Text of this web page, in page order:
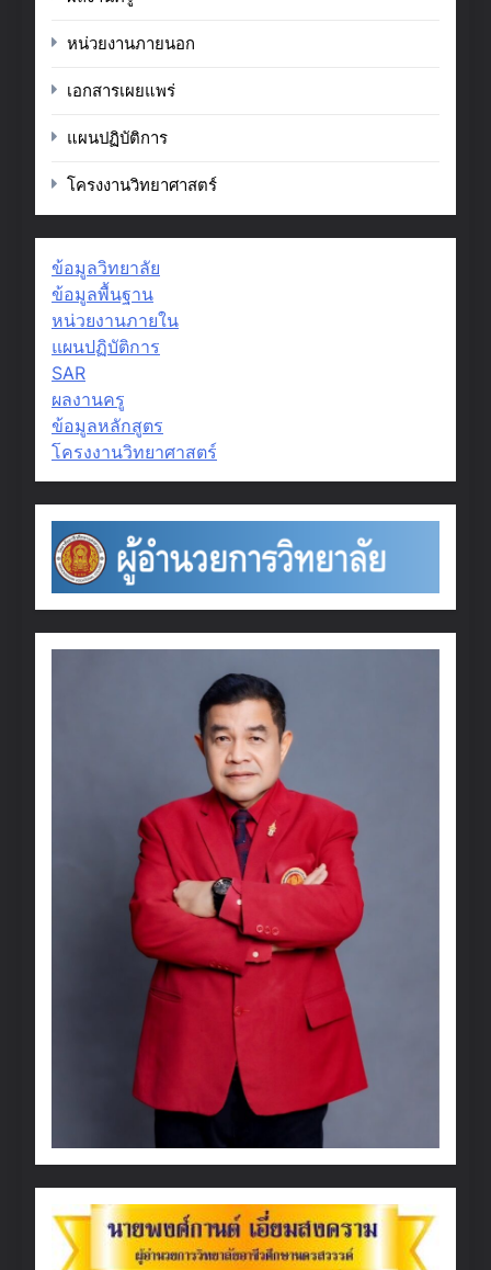
หน่วยงานภายนอก
เอกสารเผยแพร่
แผนปฏิบัติการ
โครงงานวิทยาศาสตร์
ข้อมูลวิทยาลัย
ข้อมูลพื้นฐาน
หน่วยงานภายใน
แผนปฏิบัติการ
SAR
ผลงานครู
ข้อมูลหลักสูตร
โครงงานวิทยาศาสตร์